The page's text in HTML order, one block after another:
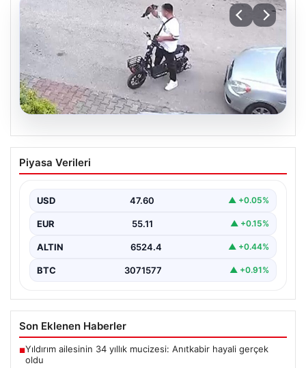
Bolu’da Vahşet: Yavru Kediye İşlenen
İğrenç Olay Kameralara Yansıdı
günlerde meydana gelen korkutucu olay, bölgedeki
sakinleri derinden sarstı. Elektrikli…
Piyasa Verileri
USD 47.60 ▲ +0.05%
EUR 55.11 ▲ +0.15%
ALTIN 6524.4 ▲ +0.44%
BTC 3071577 ▲ +0.91%
Son Eklenen Haberler
■Yıldırım ailesinin 34 yıllık mucizesi: Anıtkabir hayali gerçek
oldu